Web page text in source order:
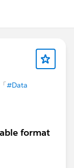
#Data
format